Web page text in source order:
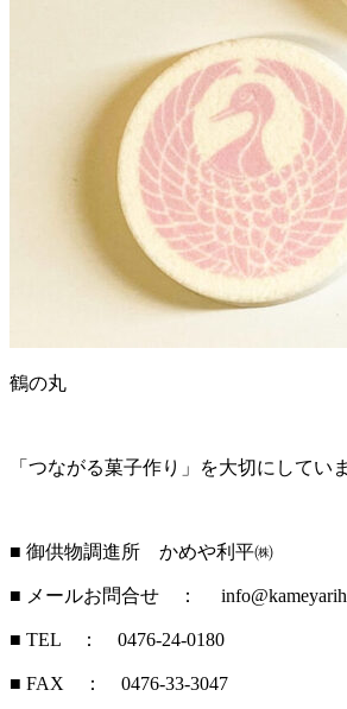
鶴の丸
「つながる菓子作り」を大切にしてい
■ 御供物調進所 かめや利平㈱
■ メールお問合せ ：
■ TEL ： 0476-24-0180
■ FAX ： 0476-33-3047